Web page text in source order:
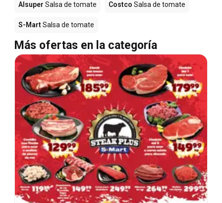
Alsuper Salsa de tomate Costco Salsa de tomate
S-MartSalsa de tomate
Más ofertas en la categoría